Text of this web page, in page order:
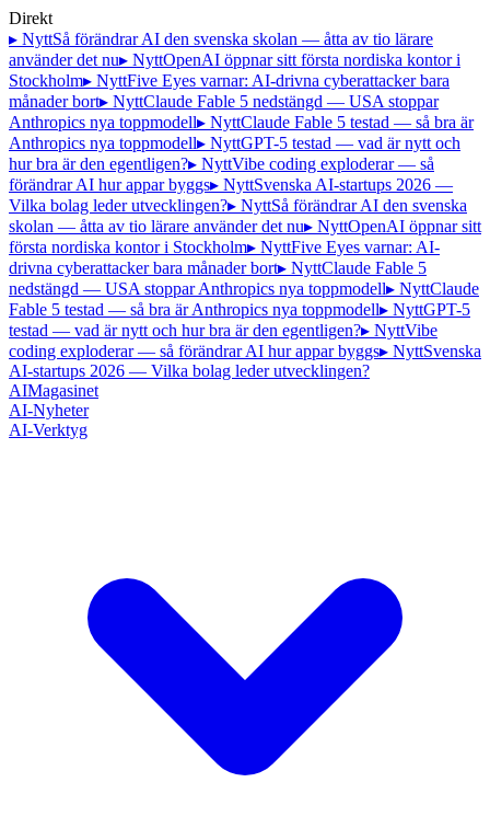
Direkt
▸ NyttSå förändrar AI den svenska skolan — åtta av tio lärare
använder det nu▸ NyttOpenAI öppnar sitt första nordiska kontor i
Stockholm▸ NyttFive Eyes varnar: AI-drivna cyberattacker bara
månader bort▸ NyttClaude Fable 5 nedstängd — USA stoppar
Anthropics nya toppmodell▸ NyttClaude Fable 5 testad — så bra är
Anthropics nya toppmodell▸ NyttGPT-5 testad — vad är nytt och
hur bra är den egentligen?▸ NyttVibe coding exploderar — så
förändrar AI hur appar byggs▸ NyttSvenska AI-startups 2026 —
Vilka bolag leder utvecklingen?▸ NyttSå förändrar AI den svenska
skolan — åtta av tio lärare använder det nu▸ NyttOpenAI öppnar sitt
första nordiska kontor i Stockholm▸ NyttFive Eyes varnar: AI-
drivna cyberattacker bara månader bort▸ NyttClaude Fable 5
nedstängd — USA stoppar Anthropics nya toppmodell▸ NyttClaude
Fable 5 testad — så bra är Anthropics nya toppmodell▸ NyttGPT-5
testad — vad är nytt och hur bra är den egentligen?▸ NyttVibe
coding exploderar — så förändrar AI hur appar byggs▸ NyttSvenska
AI-startups 2026 — Vilka bolag leder utvecklingen?
AIMagasinet
AI-Nyheter
AI-Verktyg